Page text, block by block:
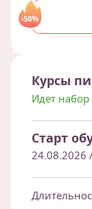
Курсы
Идет набор
Старт
24.08.2026